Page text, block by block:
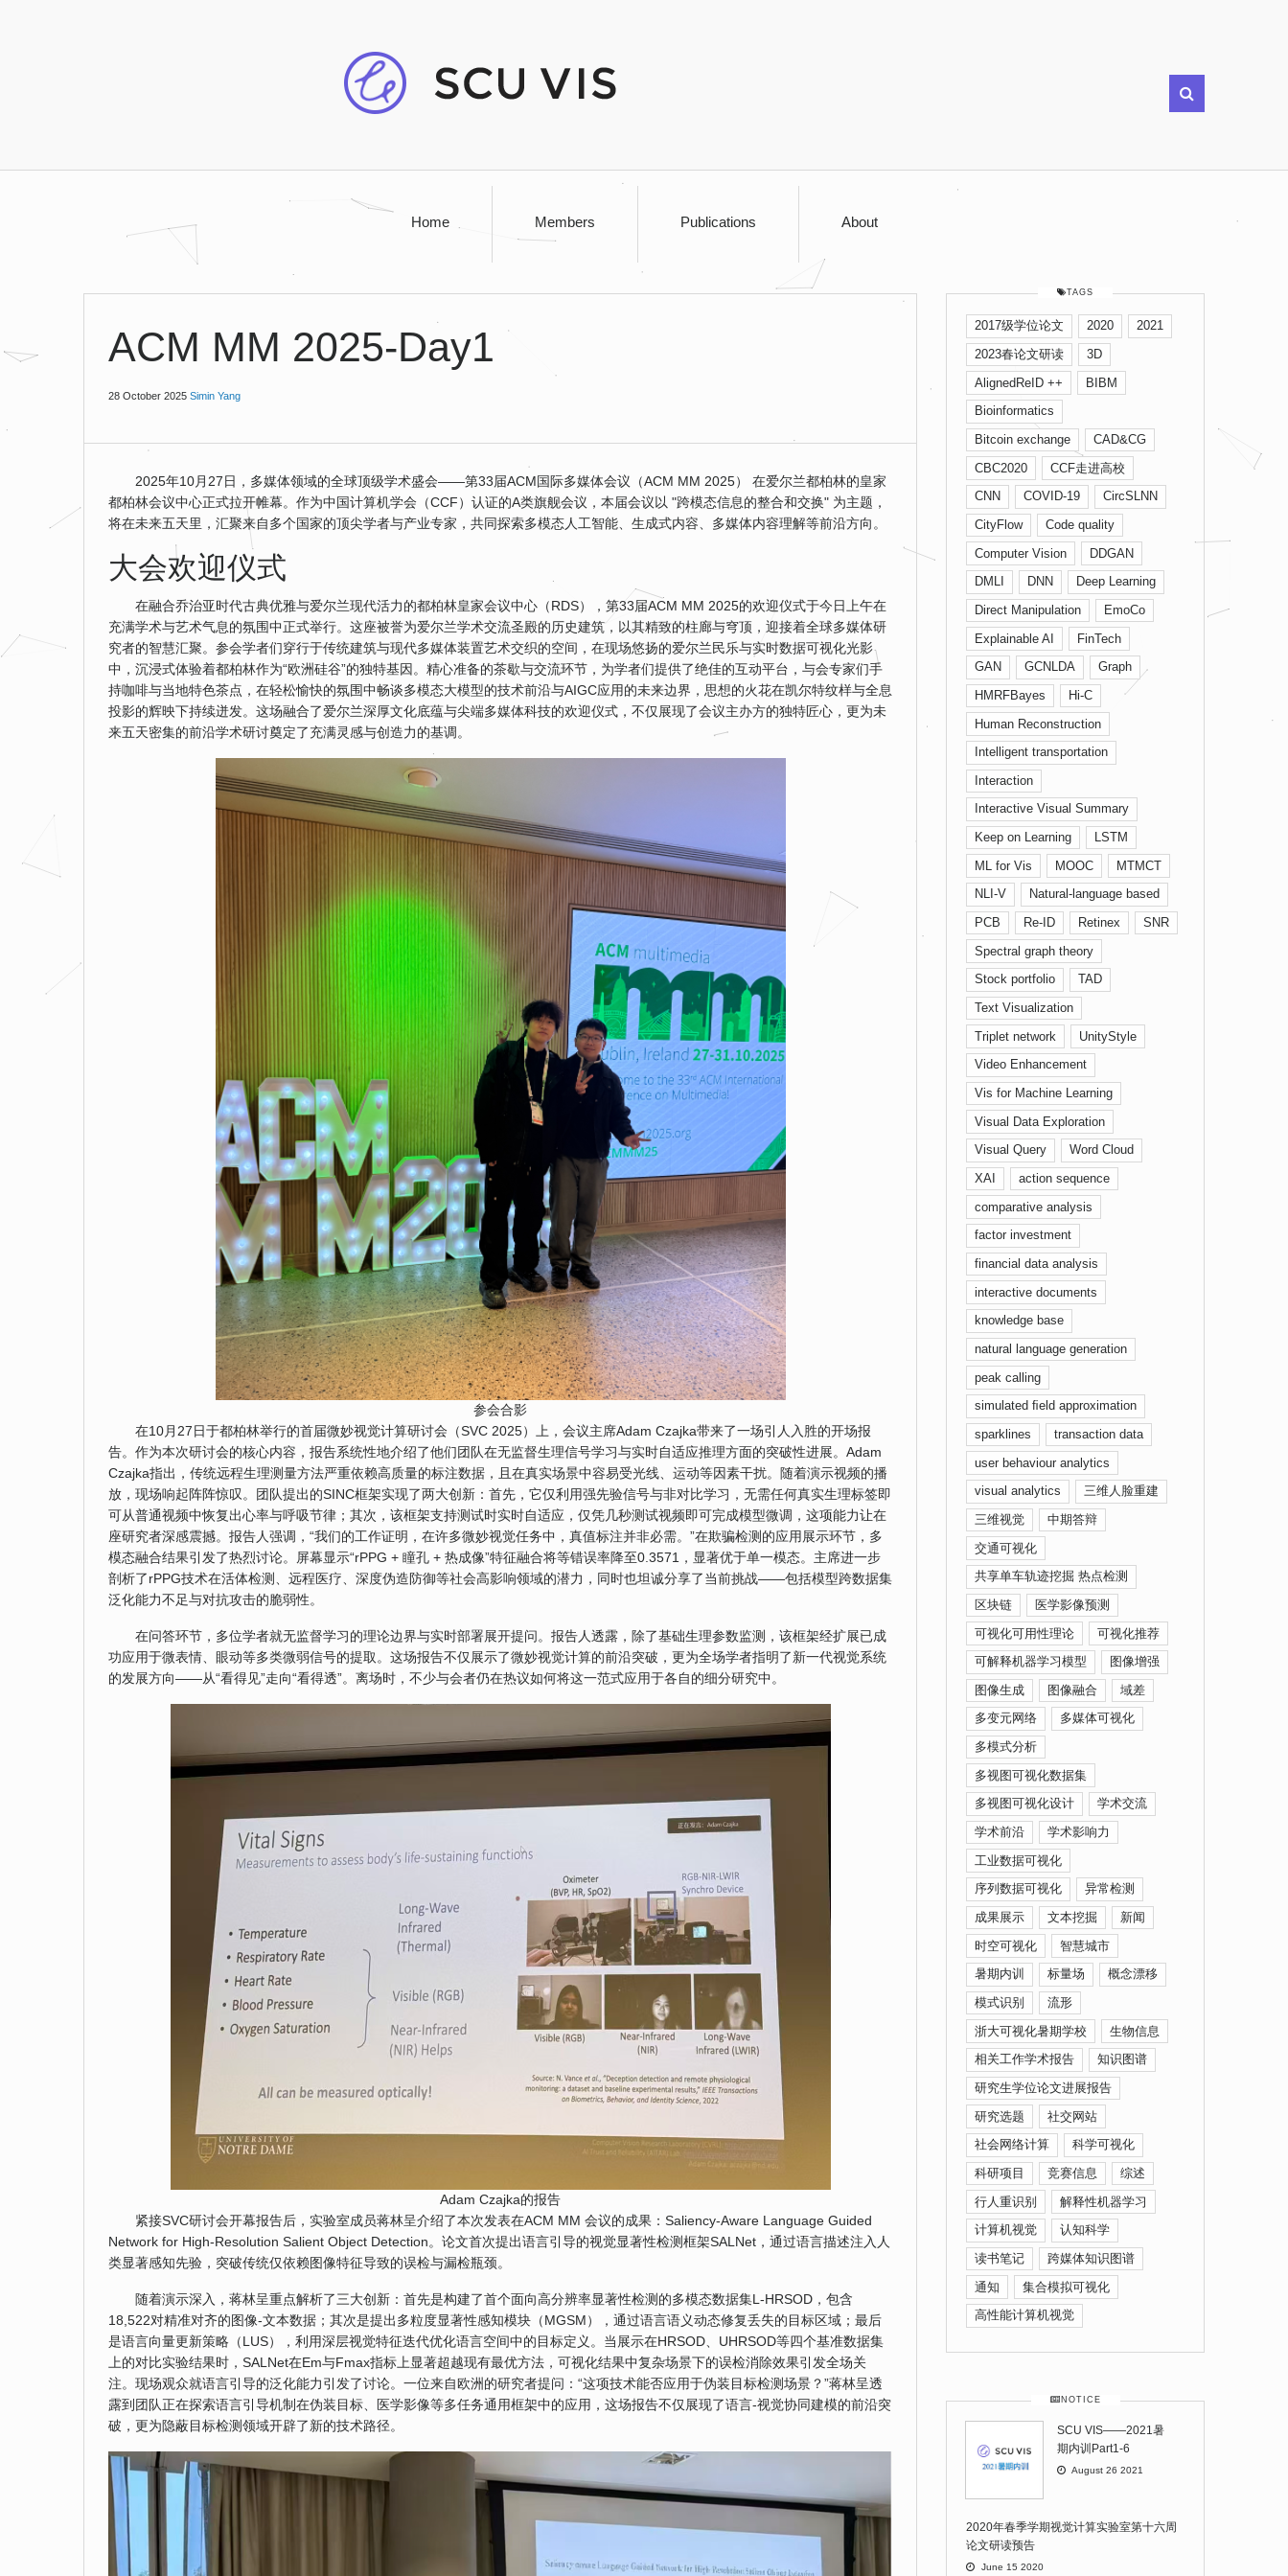
Home Members Publications About
ACM MM 2025-Day1
28 October 2025 Simin Yang
2025年10月27日，多媒体领域的全球顶级学术盛会——第33届ACM国际多媒体会议（ACM MM 2025） 在爱尔兰都柏林的皇家
都柏林会议中心正式拉开帷幕。作为中国计算机学会（CCF）认证的A类旗舰会议，本届会议以 "跨模态信息的整合和交换" 为主题，
将在未来五天里，汇聚来自多个国家的顶尖学者与产业专家，共同探索多模态人工智能、生成式内容、多媒体内容理解等前沿方向。
大会欢迎仪式
在融合乔治亚时代古典优雅与爱尔兰现代活力的都柏林皇家会议中心（RDS），第33届ACM MM 2025的欢迎仪式于今日上午在
充满学术与艺术气息的氛围中正式举行。这座被誉为爱尔兰学术交流圣殿的历史建筑，以其精致的柱廊与穹顶，迎接着全球多媒体研
究者的智慧汇聚。参会学者们穿行于传统建筑与现代多媒体装置艺术交织的空间，在现场悠扬的爱尔兰民乐与实时数据可视化光影
中，沉浸式体验着都柏林作为“欧洲硅谷”的独特基因。精心准备的茶歇与交流环节，为学者们提供了绝佳的互动平台，与会专家们手
持咖啡与当地特色茶点，在轻松愉快的氛围中畅谈多模态大模型的技术前沿与AIGC应用的未来边界，思想的火花在凯尔特纹样与全息
投影的辉映下持续迸发。这场融合了爱尔兰深厚文化底蕴与尖端多媒体科技的欢迎仪式，不仅展现了会议主办方的独特匠心，更为未
来五天密集的前沿学术研讨奠定了充满灵感与创造力的基调。
参会合影
在10月27日于都柏林举行的首届微妙视觉计算研讨会（SVC 2025）上，会议主席Adam Czajka带来了一场引人入胜的开场报
告。作为本次研讨会的核心内容，报告系统性地介绍了他们团队在无监督生理信号学习与实时自适应推理方面的突破性进展。Adam
Czajka指出，传统远程生理测量方法严重依赖高质量的标注数据，且在真实场景中容易受光线、运动等因素干扰。随着演示视频的播
放，现场响起阵阵惊叹。团队提出的SINC框架实现了两大创新：首先，它仅利用强先验信号与非对比学习，无需任何真实生理标签即
可从普通视频中恢复出心率与呼吸节律；其次，该框架支持测试时实时自适应，仅凭几秒测试视频即可完成模型微调，这项能力让在
座研究者深感震撼。报告人强调，“我们的工作证明，在许多微妙视觉任务中，真值标注并非必需。”在欺骗检测的应用展示环节，多
模态融合结果引发了热烈讨论。屏幕显示“rPPG + 瞳孔 + 热成像”特征融合将等错误率降至0.3571，显著优于单一模态。主席进一步
剖析了rPPG技术在活体检测、远程医疗、深度伪造防御等社会高影响领域的潜力，同时也坦诚分享了当前挑战——包括模型跨数据集
泛化能力不足与对抗攻击的脆弱性。
在问答环节，多位学者就无监督学习的理论边界与实时部署展开提问。报告人透露，除了基础生理参数监测，该框架经扩展已成
功应用于微表情、眼动等多类微弱信号的提取。这场报告不仅展示了微妙视觉计算的前沿突破，更为全场学者指明了新一代视觉系统
的发展方向——从“看得见”走向“看得透”。离场时，不少与会者仍在热议如何将这一范式应用于各自的细分研究中。
Adam Czajka的报告
紧接SVC研讨会开幕报告后，实验室成员蒋林呈介绍了本次发表在ACM MM 会议的成果：Saliency-Aware Language Guided
Network for High-Resolution Salient Object Detection。论文首次提出语言引导的视觉显著性检测框架SALNet，通过语言描述注入人
类显著感知先验，突破传统仅依赖图像特征导致的误检与漏检瓶颈。
随着演示深入，蒋林呈重点解析了三大创新：首先是构建了首个面向高分辨率显著性检测的多模态数据集L-HRSOD，包含
18,522对精准对齐的图像-文本数据；其次是提出多粒度显著性感知模块（MGSM），通过语言语义动态修复丢失的目标区域；最后
是语言向量更新策略（LUS），利用深层视觉特征迭代优化语言空间中的目标定义。当展示在HRSOD、UHRSOD等四个基准数据集
上的对比实验结果时，SALNet在Em与Fmax指标上显著超越现有最优方法，可视化结果中复杂场景下的误检消除效果引发全场关
注。现场观众就语言引导的泛化能力引发了讨论。一位来自欧洲的研究者提问：“这项技术能否应用于伪装目标检测场景？”蒋林呈透
露到团队正在探索语言引导机制在伪装目标、医学影像等多任务通用框架中的应用，这场报告不仅展现了语言-视觉协同建模的前沿突
破，更为隐蔽目标检测领域开辟了新的技术路径。
TAGS
2017级学位论文 2020
2021
2023春论文研读
3D
AlignedReID ++
BIBM
Bioinformatics
Bitcoin exchange
CAD&CG
CBC2020
CCF走进高校
CNN
COVID-19
CircSLNN
CityFlow
Code quality
Computer Vision
DDGAN
DMLI
DNN
Deep Learning
Direct Manipulation
EmoCo
Explainable AI
FinTech
GAN
GCNLDA
Graph
HMRFBayes
Hi-C
Human Reconstruction
Intelligent transportation
Interaction
Interactive Visual Summary
Keep on Learning
LSTM
ML for Vis
MOOC
MTMCT
NLI-V
Natural-language based
PCB
Re-ID Retinex
SNR
Spectral graph theory
Stock portfolio
TAD
Text Visualization
Triplet network
UnityStyle
Video Enhancement
Vis for Machine Learning
Visual Data Exploration
Visual Query
Word Cloud
XAI
action sequence
comparative analysis
factor investment
financial data analysis
interactive documents
knowledge base
natural language generation
peak calling
simulated ﬁeld approximation
sparklines
transaction data
user behaviour analytics
visual analytics
三维人脸重建
三维视觉
中期答辩
交通可视化
共享单车轨迹挖掘 热点检测
区块链
医学影像预测
可视化可用性理论
可视化推荐
可解释机器学习模型
图像增强
图像生成
图像融合
域差
多变元网络
多媒体可视化
多模式分析
多视图可视化数据集
多视图可视化设计
学术交流
学术前沿
学术影响力
工业数据可视化
序列数据可视化
异常检测
成果展示
文本挖掘
新闻
时空可视化
智慧城市
暑期内训
标量场
概念漂移
模式识别
流形
浙大可视化暑期学校
生物信息
相关工作学术报告
知识图谱
研究生学位论文进展报告
研究选题
社交网站
社会网络计算
科学可视化
科研项目
竞赛信息
综述
行人重识别
解释性机器学习
计算机视觉
认知科学
读书笔记
跨媒体知识图谱
通知
集合模拟可视化
高性能计算机视觉
NOTICE
SCU VIS——2021暑
期内训Part1-6
August 26 2021
2020年春季学期视觉计算实验室第十六周
论文研读预告
June 15 2020